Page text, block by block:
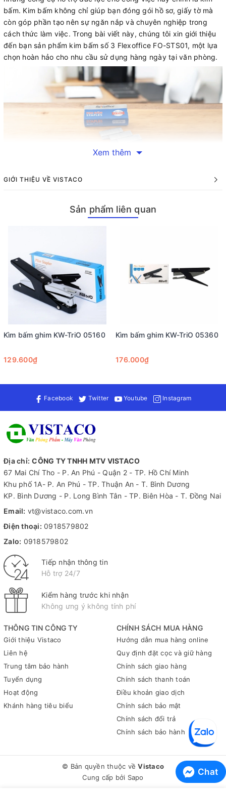
bấm. Kim bấm không chỉ giúp bạn đóng gói hồ sơ, giấy tờ mà
còn góp phần tạo nên sự ngăn nắp và chuyên nghiệp trong
cách thức làm việc. Trong bài viết này, chúng tôi xin giới thiệu
đến bạn sản phẩm kim bấm số 3 Flexoffice FO-STS01, một lựa
chọn hoàn hảo cho nhu cầu sử dụng hàng ngày tại văn phòng.
việc. Được chế tạo từ chất liệu thép cao cấp, sản phẩm này
giữ được vẻ đẹp và độ mới mẻ dù đã sử dụng lâu dài.
Một trong những điểm mạnh của kim bấm số 3 Flexoffice FO-
STS01 chính là thiết kế thông minh. Chân kim chắc chắn và bền
bỉ giúp người dùng dễ dàng thao tác mà không lo bị gãy hay
hư hỏng. Hơn nữa, sản phẩm được thiết kế thân thiện với người
dùng, giúp bạn tiết kiệm thời gian và công sức khi thực hiện
các thao tác đóng hồ sơ.
Công dụng của kim bấm số 3 Flexoffice FO-STS01 rất đa dạng.
gàng, ngăn nắp hơn bao giờ hết. Việc tổ chức tài liệu một cách
thiết mà còn nâng cao hiệu quả làm việc nhờ vào sự tập trung
hơn vào nhiệm vụ chính.
Để sử dụng kim bấm một cách hiệu quả nhất, bạn nên chú ý
đến cách thức thao tác. Đầu tiên, hãy đảm bảo rằng các giấy
tờ cần đóng lại được xếp chồng lên nhau một cách ngay ngắn
trước khi sử dụng kim bấm. Sau đó, đặt chân kim lên vị trí cần
đóng và nhấn mạnh để đảm bảo rằng tất cả các giấy tờ đều
được ghim chặt với nhau. Ngoài ra, để bảo quản sản phẩm tốt
nhất, hãy lưu ý giữ ở điều kiện nhiệt độ bình thường và tránh để
nơi có độ ẩm cao hoặc ánh nắng trực tiếp chiếu vào.
Tóm lại, kim bấm số 3 Flexoffice FO-STS01 không chỉ là một
công cụ hữu ích trong việc tổ chức tài liệu mà còn mang lại
nhiều lợi ích khác cho người dùng trong môi trường làm việc
hàng ngày. Với chất lượng vượt trội cùng thiết kế thông minh,
sản phẩm này chắc chắn sẽ nâng cao hiệu quả công việc của
bạn.
thêm về các loại văn phòng phẩm khác, hãy liên hệ ngay với
Vistaco - Văn phòng phẩm Bình Dương: 0911 548 289 (zalo) để
Xem thêm
GIỚI THIỆU VỀ VISTACO
Sản phẩm liên quan
Kìm bấm ghim KW-TriO 05160
129.600₫
Kìm bấm ghim KW-TriO 05360
176.000₫
Facebook Twitter Youtube Instagram
THÔNG TIN CÔNG TY
Giới thiệu Vistaco
Liên hệ
Trung tâm bảo hành
Tuyển dụng
Hoạt động
Khánh hàng tiêu biểu
CHÍNH SÁCH MUA HÀNG
Hướng dẫn mua hàng online
Quy định đặt cọc và giữ hàng
Chính sách giao hàng
Chính sách thanh toán
Điều khoản giao dịch
Chính sách bảo mật
Chính sách đổi trả
Chính sách bảo hành
Địa chỉ: CÔNG TY TNHH MTV VISTACO
67 Mai Chí Tho - P. An Phú - Quận 2 - TP. Hồ Chí Minh
Khu phố 1A- P. An Phú - TP. Thuận An - T. Bình Dương
KP. Bình Dương - P. Long Bình Tân - TP. Biên Hòa - T. Đồng Nai
Email: vt@vistaco.com.vn
Điện thoại: 0918579802
Zalo: 0918579802
Tiếp nhận thông tin
Hỗ trợ 24/7
Kiểm hàng trước khi nhận
Không ưng ý không tính phí
© Bản quyền thuộc vềVistaco
Cung cấp bởi Sapo
Chat